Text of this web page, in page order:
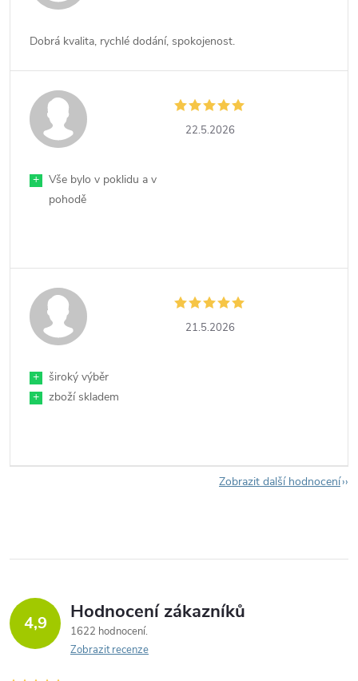
Dobrá kvalita, rychlé dodání, spokojenost.
22.5.2026
+
Vše bylo v poklidu a v
pohodě
21.5.2026
+
široký výběr
+
zboží skladem
Zobrazit další hodnocení
4,9 Hodnocení zákazníků
1622 hodnocení
Zobrazit recenze